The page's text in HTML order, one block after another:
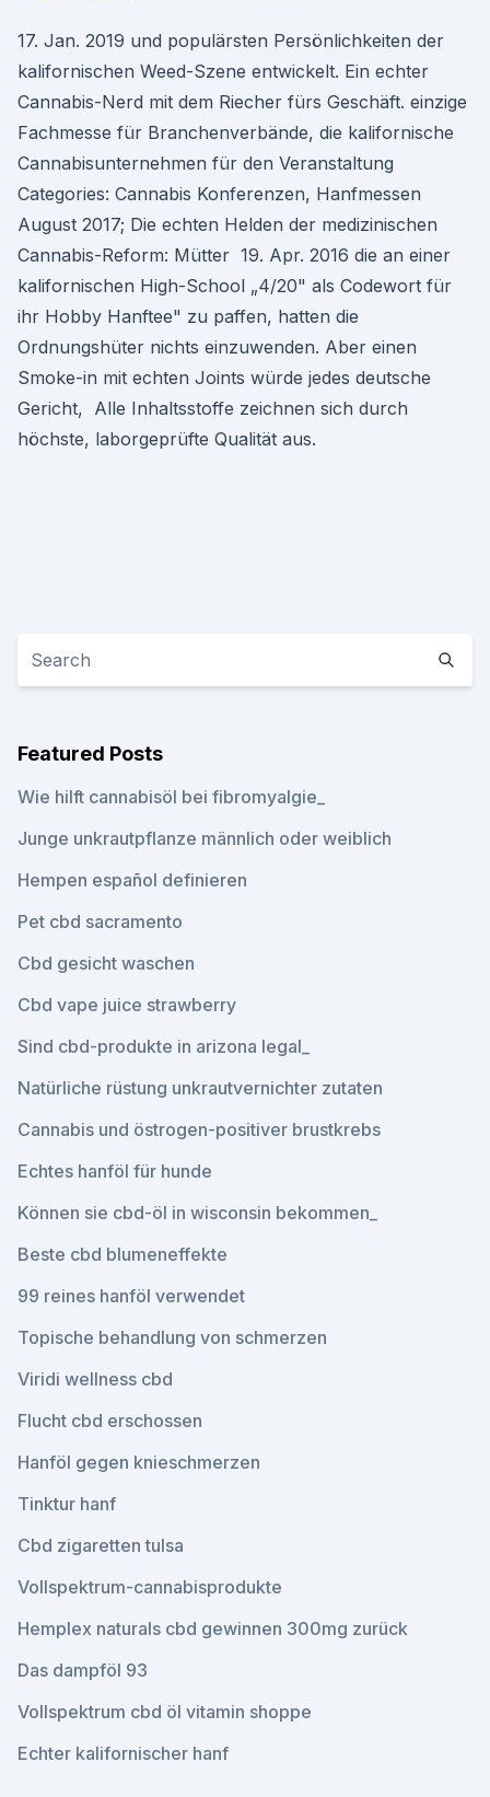
17. Jan. 2019 und populärsten Persönlichkeiten der
kalifornischen Weed-Szene entwickelt. Ein echter
Cannabis-Nerd mit dem Riecher fürs Geschäft. einzige
Fachmesse für Branchenverbände, die kalifornische
Cannabisunternehmen für den Veranstaltung
Categories: Cannabis Konferenzen, Hanfmessen
August 2017; Die echten Helden der medizinischen
Cannabis-Reform: Mütter 19. Apr. 2016 die an einer
kalifornischen High-School „4/20" als Codewort für
ihr Hobby Hanftee" zu paffen, hatten die
Ordnungshüter nichts einzuwenden. Aber einen
Smoke-in mit echten Joints würde jedes deutsche
Gericht, Alle Inhaltsstoffe zeichnen sich durch
höchste, laborgeprüfte Qualität aus.
Featured Posts
Wie hilft cannabisöl bei fibromyalgie_
Junge unkrautpflanze männlich oder weiblich
Hempen español definieren
Pet cbd sacramento
Cbd gesicht waschen
Cbd vape juice strawberry
Sind cbd-produkte in arizona legal_
Natürliche rüstung unkrautvernichter zutaten
Cannabis und östrogen-positiver brustkrebs
Echtes hanföl für hunde
Können sie cbd-öl in wisconsin bekommen_
Beste cbd blumeneffekte
99 reines hanföl verwendet
Topische behandlung von schmerzen
Viridi wellness cbd
Flucht cbd erschossen
Hanföl gegen knieschmerzen
Tinktur hanf
Cbd zigaretten tulsa
Vollspektrum-cannabisprodukte
Hemplex naturals cbd gewinnen 300mg zurück
Das dampföl 93
Vollspektrum cbd öl vitamin shoppe
Echter kalifornischer hanf